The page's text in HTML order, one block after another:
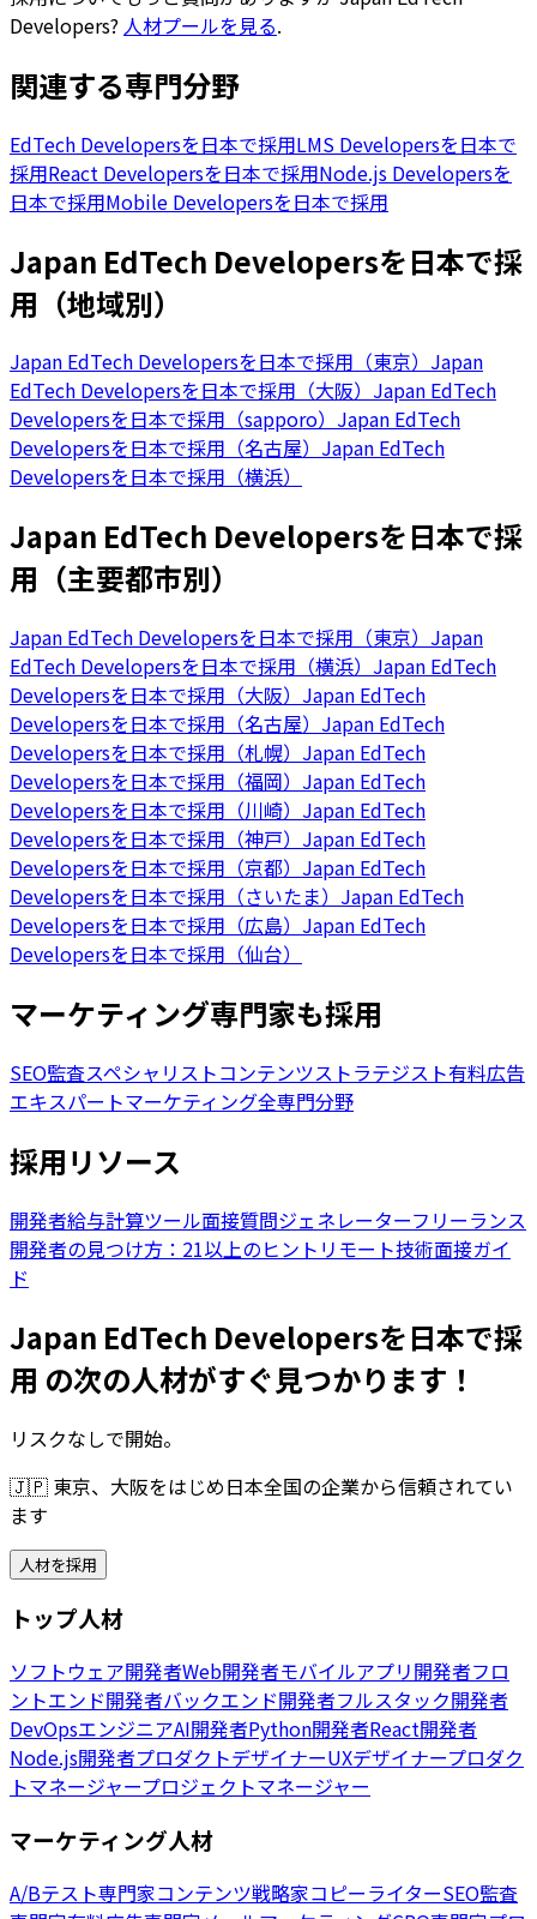
Developers? 人材プールを見る.
関連する専門分野
EdTech Developersを日本で採用LMS Developersを日本で
採用React Developersを日本で採用Node.js Developersを
日本で採用Mobile Developersを日本で採用
Japan EdTech Developersを日本で採
用（地域別）
Japan EdTech Developersを日本で採用（東京） Japan
EdTech Developersを日本で採用（大阪） Japan EdTech
Developersを日本で採用（sapporo） Japan EdTech
Developersを日本で採用（名古屋） Japan EdTech
Developersを日本で採用（横浜）
Japan EdTech Developersを日本で採
用（主要都市別）
Japan EdTech Developersを日本で採用（東京） Japan
EdTech Developersを日本で採用（横浜） Japan EdTech
Developersを日本で採用（大阪） Japan EdTech
Developersを日本で採用（名古屋） Japan EdTech
Developersを日本で採用（札幌） Japan EdTech
Developersを日本で採用（福岡） Japan EdTech
Developersを日本で採用（川崎） Japan EdTech
Developersを日本で採用（神戸） Japan EdTech
Developersを日本で採用（京都） Japan EdTech
Developersを日本で採用（さいたま） Japan EdTech
Developersを日本で採用（広島） Japan EdTech
Developersを日本で採用（仙台）
マーケティング専門家も採用
SEO監査スペシャリストコンテンツストラテジスト有料広告
エキスパートマーケティング全専門分野
採用リソース
開発者給与計算ツール面接質問ジェネレーターフリーランス
開発者の見つけ方：21以上のヒント リモート技術面接ガイ
ド
Japan EdTech Developersを日本で採
用 の次の人材がすぐ見つかります！
リスクなしで開始。
🇯🇵 東京、大阪をはじめ日本全国の企業から信頼されてい
ます
人材を採用
トップ人材
ソフトウェア開発者Web開発者モバイルアプリ開発者フロ
ントエンド開発者バックエンド開発者フルスタック開発者
DevOpsエンジニアAI開発者Python開発者React開発者
Node.js開発者プロダクトデザイナーUXデザイナープロダク
トマネージャープロジェクトマネージャー
マーケティング人材
A/Bテスト専門家コンテンツ戦略家コピーライターSEO監査